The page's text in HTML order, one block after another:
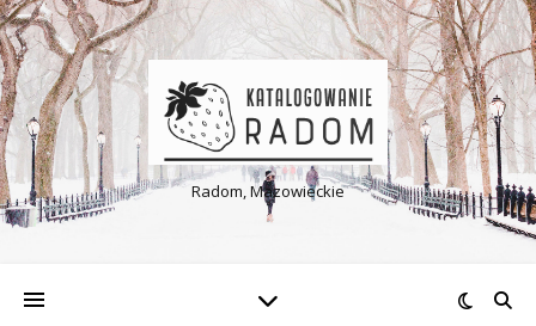
Radom, Mazowieckie